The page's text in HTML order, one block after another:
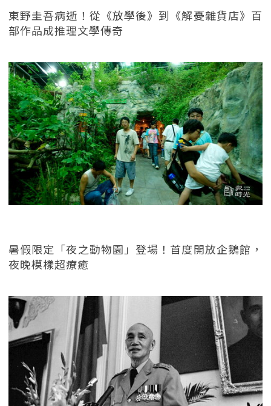
東野圭吾病逝！從《放學後》到《解憂雜貨店》百
部作品成推理文學傳奇
暑假限定「夜之動物園」登場！首度開放企鵝館，
夜晚模樣超療癒